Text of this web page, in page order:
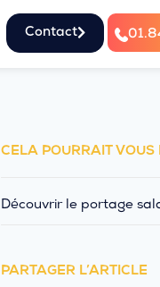
Contact
CELA POURRAIT VOUS
Découvrir le portage
PARTAGER L’ARTICLE